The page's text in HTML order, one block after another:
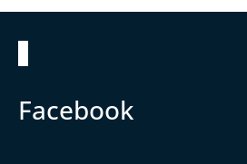
Zápatí
Facebook